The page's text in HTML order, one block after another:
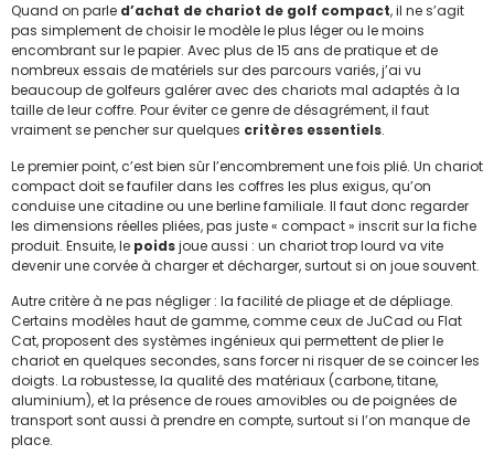
Quand on parle d’achat de chariot de golf compact, il ne s’agit
pas simplement de choisir le modèle le plus léger ou le moins
encombrant sur le papier. Avec plus de 15 ans de pratique et de
nombreux essais de matériels sur des parcours variés, j’ai vu
beaucoup de golfeurs galérer avec des chariots mal adaptés à la
taille de leur coffre. Pour éviter ce genre de désagrément, il faut
vraiment se pencher sur quelques critères essentiels.
Le premier point, c’est bien sûr l’encombrement une fois plié. Un chariot
compact doit se faufiler dans les coffres les plus exigus, qu’on
conduise une citadine ou une berline familiale. Il faut donc regarder
les dimensions réelles pliées, pas juste « compact » inscrit sur la fiche
produit. Ensuite, le poidsjoue aussi : un chariot trop lourd va vite
devenir une corvée à charger et décharger, surtout si on joue souvent.
Autre critère à ne pas négliger : la facilité de pliage et de dépliage.
Certains modèles haut de gamme, comme ceux de JuCad ou Flat
Cat, proposent des systèmes ingénieux qui permettent de plier le
chariot en quelques secondes, sans forcer ni risquer de se coincer les
doigts. La robustesse, la qualité des matériaux (carbone, titane,
aluminium), et la présence de roues amovibles ou de poignées de
transport sont aussi à prendre en compte, surtout si l’on manque de
place.